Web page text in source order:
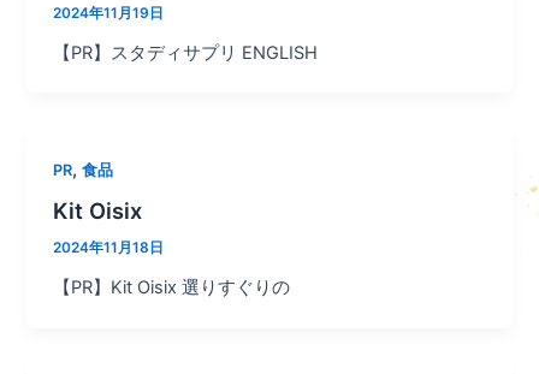
2024年11月19日
【PR】スタディサプリ ENGLISH
PR,食品
Kit Oisix
2024年11月18日
【PR】Kit Oisix 選りすぐりの